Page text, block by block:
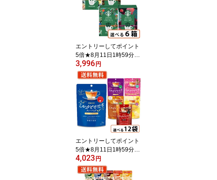
抹茶ラテ ホワイトモカス
タバ 【送料無料(一部地
域を除く)】
エントリーしてポイント
5倍★8月11日1時59分ま
で！スターバックス オリ
ガミ パーソナルドリップ
選べる4袋入×6箱ネスレ
スタバ【送料無料(一部地
域を除く)】
3,996 円
エントリーしてポイント
5倍★8月11日1時59分ま
で！日東紅茶 ミルクとけ
だすティーバッグ 選べる
12袋セット アールグレ
4,023 円